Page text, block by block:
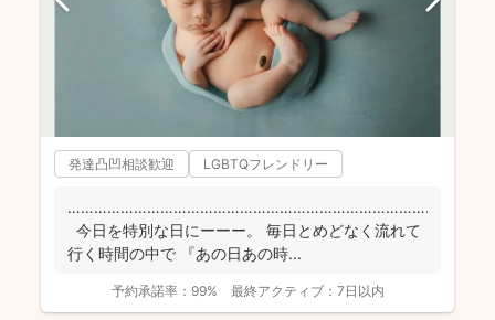
発達凸凹相談歓迎 LGBTQフレンドリー
………………………………………………………………………………
今日を特別な日にーーー。 毎日とめどなく流れて
行く時間の中で 『あの日あの時...
予約承諾率： 99% 最終アクティブ： 7日以内